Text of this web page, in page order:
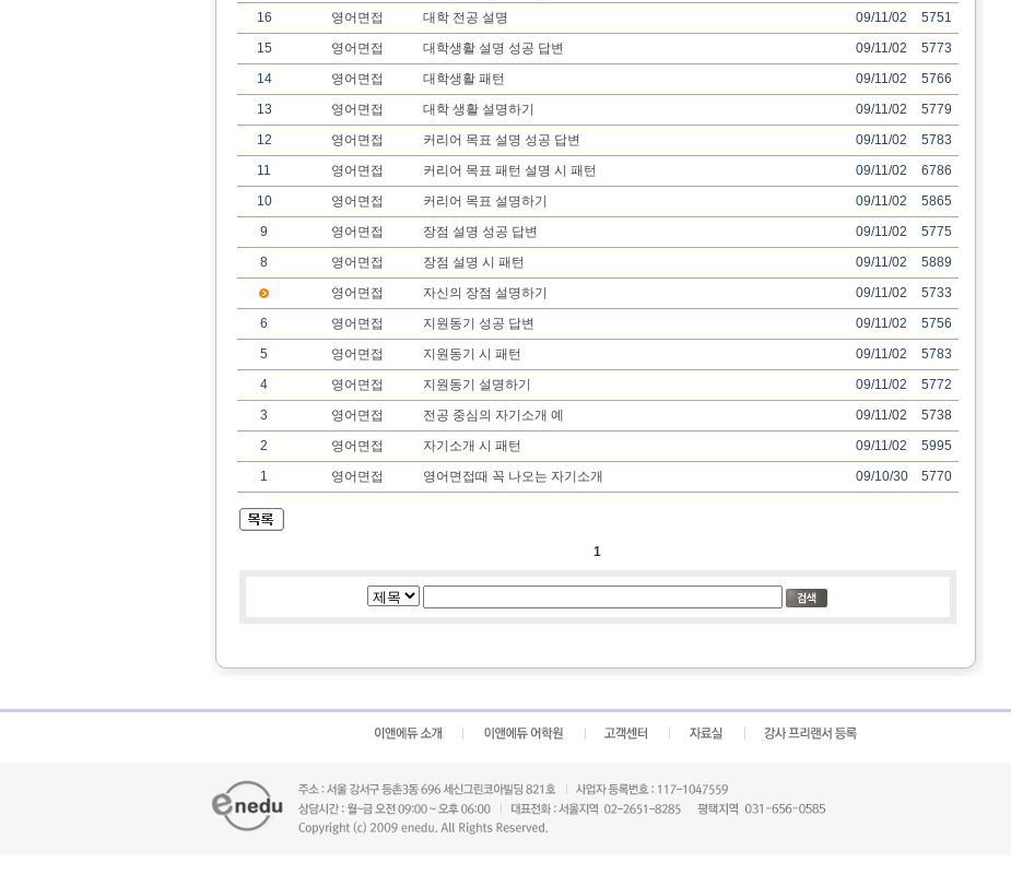
16
영어면접 대학 전공 설명 09/11/02
5751
15
영어면접 대학생활 설명 성공 답변 09/11/02
5773
14
영어면접 대학생활 패턴 09/11/02
5766
13
영어면접 대학 생활 설명하기 09/11/02
5779
12
영어면접 커리어 목표 설명 성공 답변 09/11/02
5783
11
영어면접 커리어 목표 패턴 설명 시 패턴 09/11/02
6786
10
영어면접 커리어 목표 설명하기 09/11/02
5865
9
영어면접 장점 설명 성공 답변 09/11/02
5775
8
영어면접 장점 설명 시 패턴 09/11/02
5889
영어면접
자신의 장점 설명하기 09/11/02
5733
6
영어면접 지원동기 성공 답변 09/11/02
5756
5
영어면접 지원동기 시 패턴 09/11/02
5783
4
영어면접 지원동기 설명하기 09/11/02
5772
3
영어면접 전공 중심의 자기소개 예 09/11/02
5738
2
영어면접 자기소개 시 패턴 09/11/02
5995
1
영어면접 영어면접때 꼭 나오는 자기소개 09/10/30 5770
1